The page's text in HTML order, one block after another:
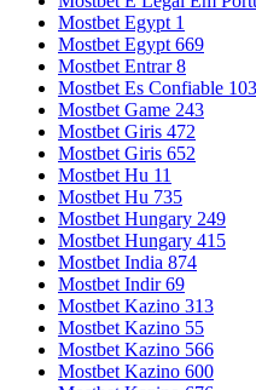
Mostbet Egypt 1
Mostbet Egypt 669
Mostbet Entrar 8
Mostbet Es Confiable 103
Mostbet Game 243
Mostbet Giris 472
Mostbet Giris 652
Mostbet Hu 11
Mostbet Hu 735
Mostbet Hungary 249
Mostbet Hungary 415
Mostbet India 874
Mostbet Indir 69
Mostbet Kazino 313
Mostbet Kazino 55
Mostbet Kazino 566
Mostbet Kazino 600